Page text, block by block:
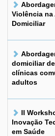
Violência na
Domiciliar
domiciliar
clínicas
adultos
II
Inovação
em Saúde